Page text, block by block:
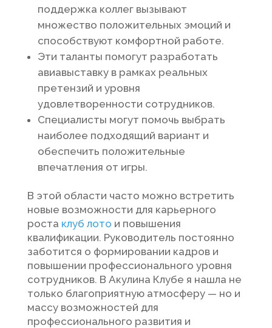
поддержка коллег вызывают
множество положительных эмоций и
способствуют комфортной работе.
Эти таланты помогут разработать
авиавыставку в рамках реальных
претензий и уровня
удовлетворенности сотрудников.
Специалисты могут помочь выбрать
наиболее подходящий вариант и
обеспечить положительные
впечатления от игры.
В этой области часто можно встретить
новые возможности для карьерного
роста клуб лото и повышения
квалификации. Руководитель постоянно
заботится о формировании кадров и
повышении профессионального уровня
сотрудников. В Акулина Клубе я нашла не
только благоприятную атмосферу — но и
массу возможностей для
профессионального развития и